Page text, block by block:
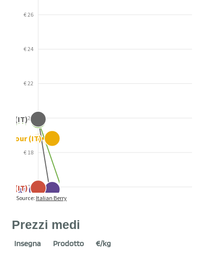
Prezzi medi
Insegna Prodotto
€/kg